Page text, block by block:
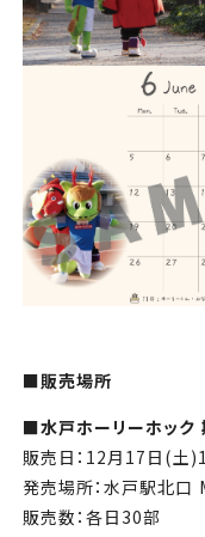
■販売場所
■水戸ホーリーホッ
販売日：12月17日(土
発売場所：水戸駅北口
販売数：各日30部